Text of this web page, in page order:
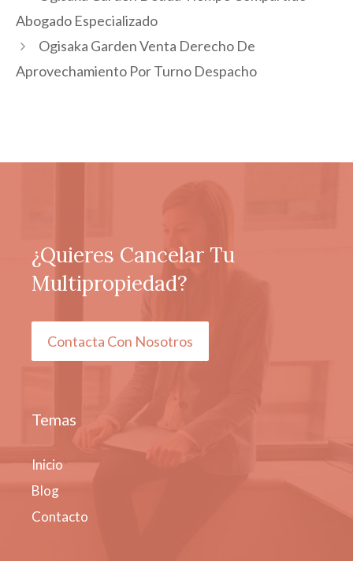
Abogado Especializado
Ogisaka Garden Venta Derecho De
Aprovechamiento Por Turno Despacho
¿Quieres Cancelar Tu
Multipropiedad?
Contacta Con Nosotros
Temas
Inicio
Blog
Contacto